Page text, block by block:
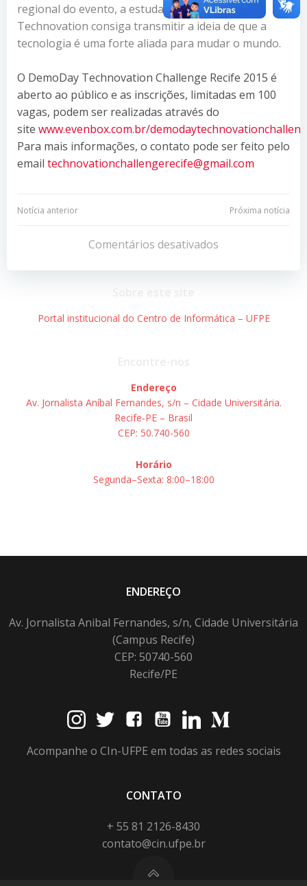
regional do evento, a estudante espera que o
Technovation consiga transmitir a ideia de que a
tecnologia é uma forte aliada para mudar o mundo.
O DemoDay Technovation Challenge Recife 2015 é
aberto ao público e as inscrições, limitadas em 100
vagas, podem ser realizadas através do
site www.evenbox.com.br/
Para mais informações, o contato pode ser feito pelo
email technovationchallengerecife@gmail.com
Navegação
Post
Notícia anterior
Navegação
de
Post
Próxima notícia
Comentários desativados
Portal institucional do Centro de Informática – UFPE
Endereço
Av. Jornalista Aníbal Fernandes, s/n – Cidade Universitária.
Recife-PE – Brasil
CEP: 50.740-560
Horário
Segunda–Sexta: 8:00–18:00
ENDEREÇO
Av. Jornalista Anibal Fernandes, s/n, Cidade Universitária
(Campus Recife)
CEP: 50740-560
Recife/PE
Acompanhe o CIn-UFPE em todas as redes sociais
CONTATO
+ 55 81 2126-8430
contato@cin.ufpe.br